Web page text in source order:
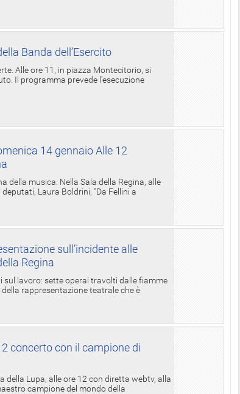
Banda dell’Esercito
Alle ore 11, in piazza Montecitorio, si
Il programma prevede l'esecuzione
14 gennaio Alle 12
musica. Nella Sala della Regina, alle
Laura Boldrini, "Da Fellini a
sull’incidente alle
Regina
lavoro: sette operai travolti dalle fiamme
rappresentazione teatrale che è
concerto con il campione di
della Lupa, alle ore 12 con diretta webtv, alla
campione del mondo della